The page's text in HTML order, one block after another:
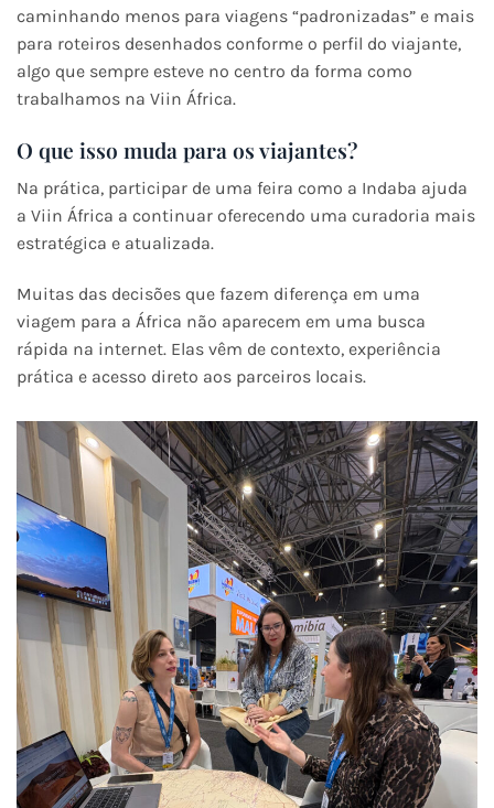
caminhando menos para viagens “padronizadas” e mais
para roteiros desenhados conforme o perfil do viajante,
algo que sempre esteve no centro da forma como
trabalhamos na Viin África.
O que isso muda para os viajantes?
Na prática, participar de uma feira como a Indaba ajuda
a Viin África a continuar oferecendo uma curadoria mais
estratégica e atualizada.
Muitas das decisões que fazem diferença em uma
viagem para a África não aparecem em uma busca
rápida na internet. Elas vêm de contexto, experiência
prática e acesso direto aos parceiros locais.